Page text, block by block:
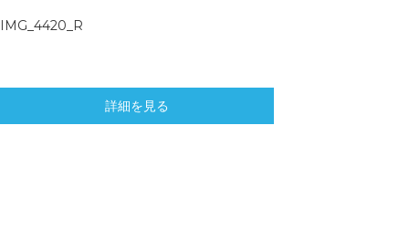
IMG_4420_R
詳細を見る